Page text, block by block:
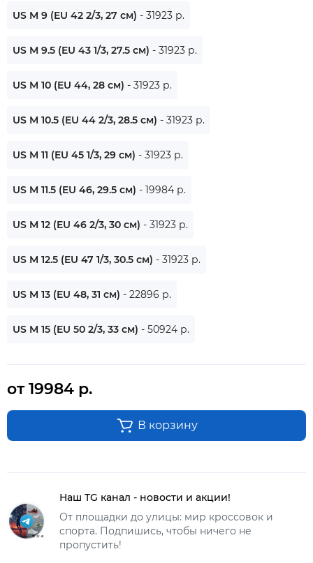
US M 9 (EU 42 2/3, 27 см) - 31923 р.
US M 9.5 (EU 43 1/3, 27.5 см) - 31923 р.
US M 10 (EU 44, 28 см) - 31923 р.
US M 10.5 (EU 44 2/3, 28.5 см) - 31923 р.
US M 11 (EU 45 1/3, 29 см) - 31923 р.
US M 11.5 (EU 46, 29.5 см) - 19984 р.
US M 12 (EU 46 2/3, 30 см) - 31923 р.
US M 12.5 (EU 47 1/3, 30.5 см) - 31923 р.
US M 13 (EU 48, 31 см) - 22896 р.
US M 15 (EU 50 2/3, 33 см) - 50924 р.
от 19984 р.
В корзину
Наш TG канал - новости и акции!
От площадки до улицы: мир кроссовок и
спорта. Подпишись, чтобы ничего не
пропустить!